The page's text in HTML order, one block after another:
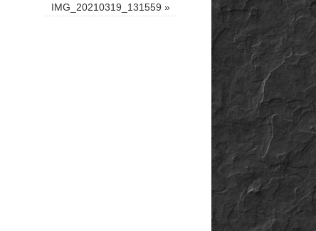
IMG_20210319_131559 »